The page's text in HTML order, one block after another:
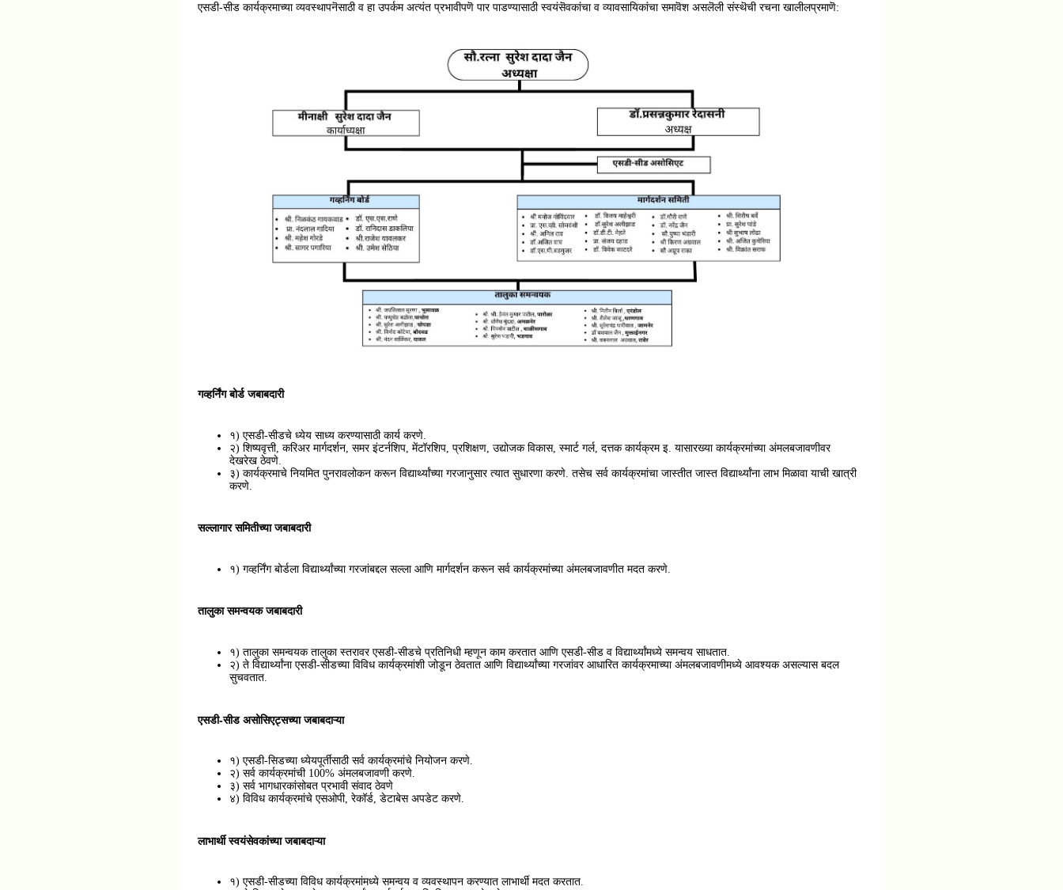
एसडी-सीड कार्यक्रमाच्या व्यवस्थापनॆसाठी व हा उपर्कम अत्यंत प्रभावीपणॆ पार पाडण्यासाठी स्वयंसॆवकांचा व व्यावसायिकांचा समावॆश असलॆली संस्थॆची रचना खालीलप्रमाणॆ:
गव्हर्निंग बोर्ड जबाबदारी
१) एसडी-सीडचे ध्येय साध्य करण्यासाठी कार्य करणे.
२) शिष्यवृत्ती, करिअर मार्गदर्शन, समर इंटर्नशिप, मेंटॉरशिप, प्रशिक्षण, उद्योजक विकास, स्मार्ट गर्ल, दत्तक कार्यक्रम इ. यासारख्या कार्यक्रमांच्या अंमलबजावणीवर
देखरेख ठेवणे.
३) कार्यक्रमाचे नियमित पुनरावलोकन करून विद्यार्थ्यांच्या गरजानुसार त्यात सुधारणा करणे. तसेच सर्व कार्यक्रमांचा जास्तीत जास्त विद्यार्थ्यांना लाभ मिळावा याची खात्री
करणे.
सल्लागार समितीच्या जबाबदारी
१) गव्हर्निंग बोर्डला विद्यार्थ्यांच्या गरजांबद्दल सल्ला आणि मार्गदर्शन करून सर्व कार्यक्रमांच्या अंमलबजावणीत मदत करणे.
तालुका समन्वयक जबाबदारी
१) तालुका समन्वयक तालुका स्तरावर एसडी-सीडचे प्रतिनिधी म्हणून काम करतात आणि एसडी-सीड व विद्यार्थ्यांमध्ये समन्वय साधतात.
२) ते विद्यार्थ्यांना एसडी-सीडच्या विविध कार्यक्रमांशी जोडून ठेवतात आणि विद्यार्थ्यांच्या गरजांवर आधारित कार्यक्रमाच्या अंमलबजावणीमध्ये आवश्यक असल्यास बदल
सुचवतात.
एसडी-सीड असोसिएट्सच्या जबाबदाऱ्या
१) एसडी-सिडच्या ध्येयपूर्तीसाठी सर्व कार्यक्रमांचे नियोजन करणे.
२) सर्व कार्यक्रमांची 100% अंमलबजावणी करणे.
३) सर्व भागधारकांसोबत प्रभावी संवाद ठेवणे
४) विविध कार्यक्रमांचे एसओपी, रेकॉर्ड, डेटाबेस अपडेट करणे.
लाभार्थी स्वयंसेवकांच्या जबाबदाऱ्या
१) एसडी-सीडच्या विविध कार्यक्रमांमध्ये समन्वय व व्यवस्थापन करण्यात लाभार्थी मदत करतात.